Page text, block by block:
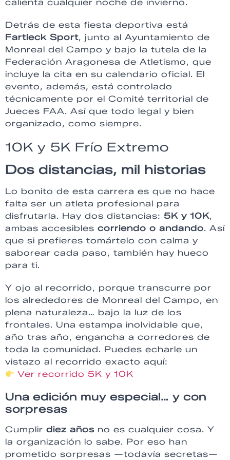
calienta cualquier noche de invierno.
Detrás de esta fiesta deportiva está
Fartleck Sport, junto al Ayuntamiento de
Monreal del Campo y bajo la tutela de la
Federación Aragonesa de Atletismo, que
incluye la cita en su calendario oficial. El
evento, además, está controlado
técnicamente por el Comité territorial de
Jueces FAA. Así que todo legal y bien
organizado, como siempre.
10K y 5K Frío Extremo
Dos distancias, mil historias
Lo bonito de esta carrera es que no hace
falta ser un atleta profesional para
disfrutarla. Hay dos distancias: 5K y 10K,
ambas accesibles corriendo o andando. Así
que si prefieres tomártelo con calma y
saborear cada paso, también hay hueco
para ti.
Y ojo al recorrido, porque transcurre por
los alrededores de Monreal del Campo, en
plena naturaleza… bajo la luz de los
frontales. Una estampa inolvidable que,
año tras año, engancha a corredores de
toda la comunidad. Puedes echarle un
vistazo al recorrido exacto aquí:
Ver recorrido 5K y 10K
Una edición muy especial… y con
sorpresas
Cumplir diez años no es cualquier cosa. Y
la organización lo sabe. Por eso han
prometido sorpresas —todavía secretas—